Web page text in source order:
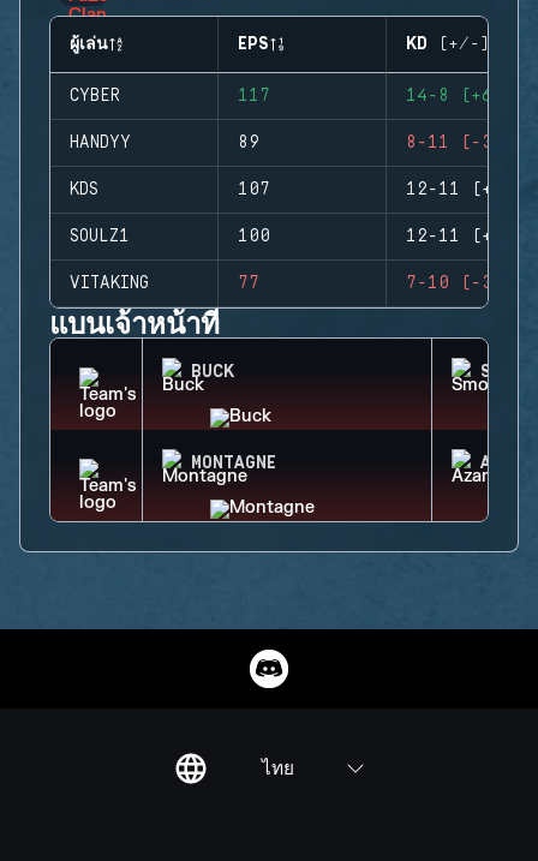
ผู้เล่น EPS KD (+/-)
CYBER 117 14-8 (+6)
HANDYY 89 8-11 (-3)
KDS 107 12-11 (+1)
SOULZ1 100 12-11 (+1)
VITAKING 77 7-10 (-3)
แบนเจ้าหน้าที่
BUCK SMOKE
MONTAGNE AZAMI
ไทย